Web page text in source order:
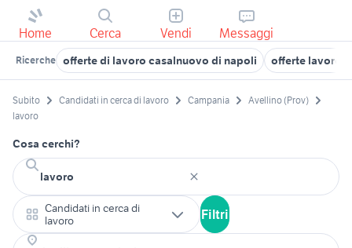
Home Cerca Vendi Messaggi
Ricerche offerte di lavoro casalnuovo di napoli offerte lavoro
Subito Candidati in cerca di lavoro Campania
Avellino (Prov)
lavoro
Cosa cerchi?
Candidati in cerca di
lavoro
Filtri